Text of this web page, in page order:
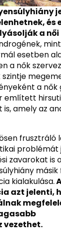
és
a női
esetben
a nők
szintje
a nők
említett
amely az
frusztráló
problémát
zavarokat is
kialakulása.
azt jelenti,
vezethet.